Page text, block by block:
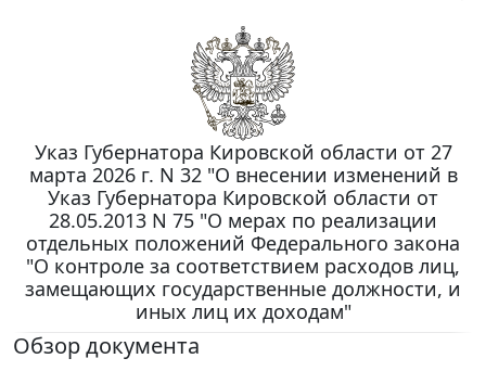
Указ Губернатора Кировской области от 27
марта 2026 г. N 32 "О внесении изменений в
Указ Губернатора Кировской области от
28.05.2013 N 75 "О мерах по реализации
отдельных положений Федерального закона
"О контроле за соответствием расходов лиц,
замещающих государственные должности, и
иных лиц их доходам"
Обзор документа